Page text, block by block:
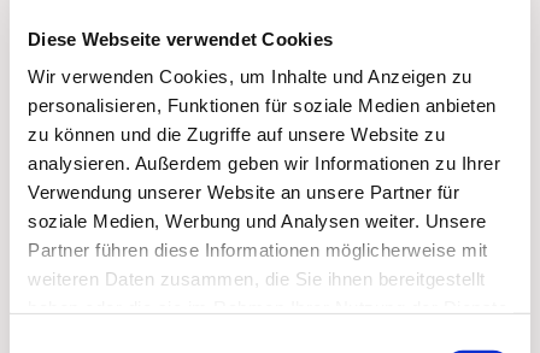
Diese Webseite verwendet Cookies
Wir verwenden Cookies, um Inhalte und Anzeigen zu
personalisieren, Funktionen für soziale Medien anbieten
zu können und die Zugriffe auf unsere Website zu
analysieren. Außerdem geben wir Informationen zu Ihrer
Verwendung unserer Website an unsere Partner für
soziale Medien, Werbung und Analysen weiter. Unsere
Partner führen diese Informationen möglicherweise mit
weiteren Daten zusammen, die Sie ihnen bereitgestellt